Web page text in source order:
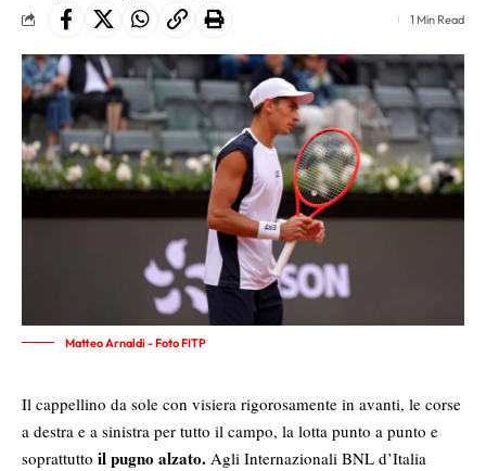
1 Min Read
Matteo Arnaldi - Foto FITP
Il cappellino da sole con visiera rigorosamente in avanti, le corse
a destra e a sinistra per tutto il campo, la lotta punto a punto e
soprattutto il pugno alzato. Agli Internazionali BNL d’Italia